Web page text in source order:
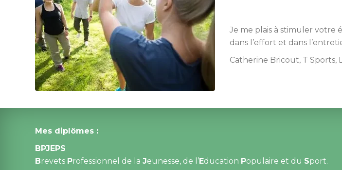
Je me plais à stimuler votre
dans l’effort et dans
Catherine Bricout, T Sports,
Mes diplômes :
BPJEPS
Brevets Professionnel de la Jeunesse, de l’Education Populaire et du Sport.